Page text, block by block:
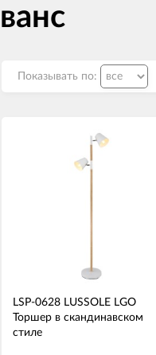
Показывать по:
LSP-0628 LUSSOLE LGO
Торшер в скандинавском
стиле